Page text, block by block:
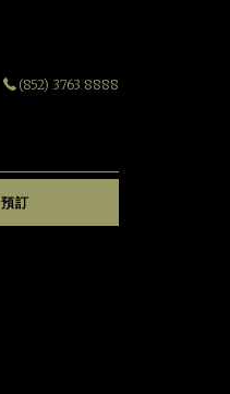
(852) 3763 8888
預訂